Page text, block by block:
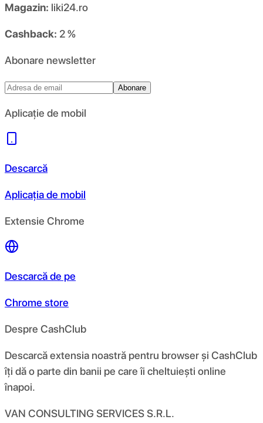
Magazin: liki24.ro
Cashback: 2 %
Abonare newsletter
Abonare
Aplicație de mobil
Descarcă
Aplicația de mobil
Extensie Chrome
Descarcă de pe
Chrome store
Despre CashClub
Descarcă extensia noastră pentru browser și CashClub
îți dă o parte din banii pe care îi cheltuiești online
înapoi.
VAN CONSULTING SERVICES S.R.L.